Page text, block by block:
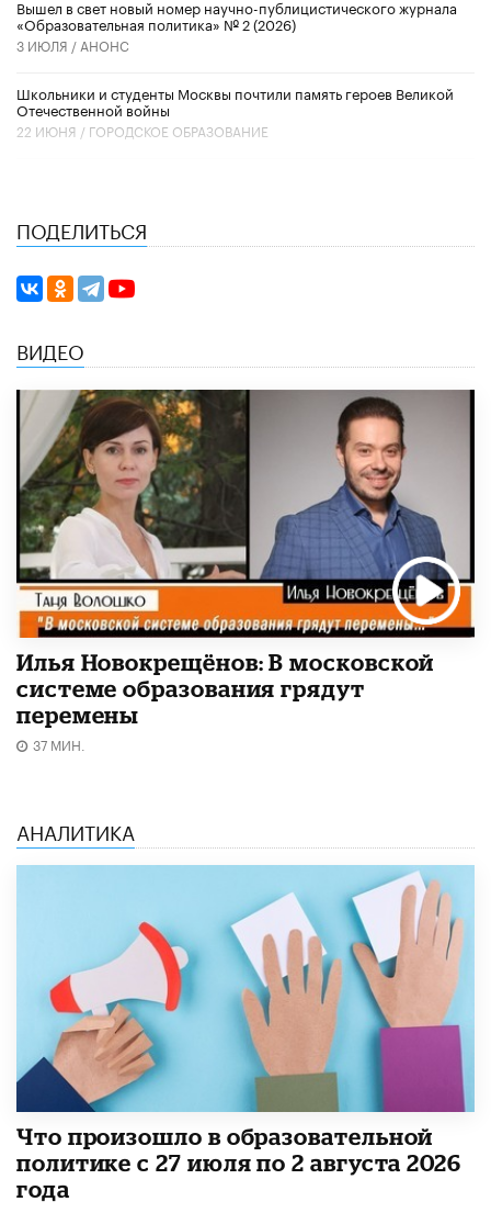
Вышел в свет новый номер научно-публицистического журнала
«Образовательная политика» № 2 (2026)
3 ИЮЛЯ / АНОНС
Школьники и студенты Москвы почтили память героев Великой
Отечественной войны
22 ИЮНЯ / ГОРОДСКОЕ ОБРАЗОВАНИЕ
ПОДЕЛИТЬСЯ
ВИДЕО
Илья Новокрещёнов: В московской
системе образования грядут
перемены
37 МИН.
АНАЛИТИКА
​Что произошло в образовательной
политике с 27 июля по 2 августа 2026
года